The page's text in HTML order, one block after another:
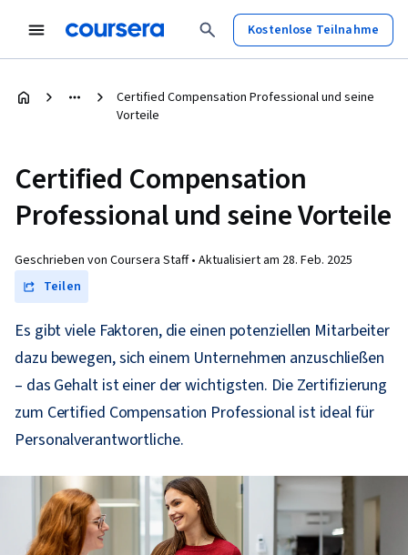
Kostenlose Teilnahme
Certified Compensation Professional und seine
Vorteile
Certified Compensation
Professional und seine Vorteile
Geschrieben von Coursera Staff • Aktualisiert am 28. Feb. 2025
Teilen
Es gibt viele Faktoren, die einen potenziellen Mitarbeiter
dazu bewegen, sich einem Unternehmen anzuschließen
– das Gehalt ist einer der wichtigsten. Die Zertifizierung
zum Certified Compensation Professional ist ideal für
Personalverantwortliche.